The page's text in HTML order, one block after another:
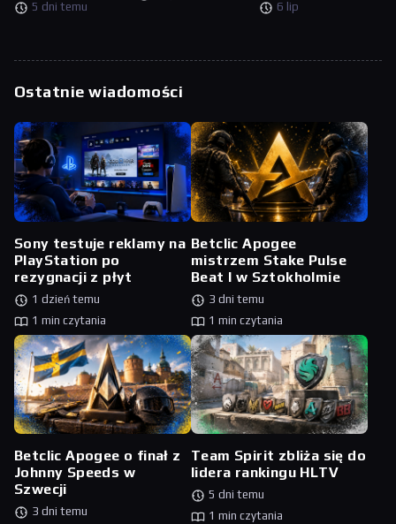
5 dni temu
6 lip
Ostatnie wiadomości
Sony testuje reklamy na
PlayStation po
rezygnacji z płyt
1 dzień temu
1 min czytania
Betclic Apogee
mistrzem Stake Pulse
Beat I w Sztokholmie
3 dni temu
1 min czytania
Betclic Apogee o finał z
Johnny Speeds w
Szwecji
3 dni temu
Team Spirit zbliża się do
lidera rankingu HLTV
5 dni temu
1 min czytania